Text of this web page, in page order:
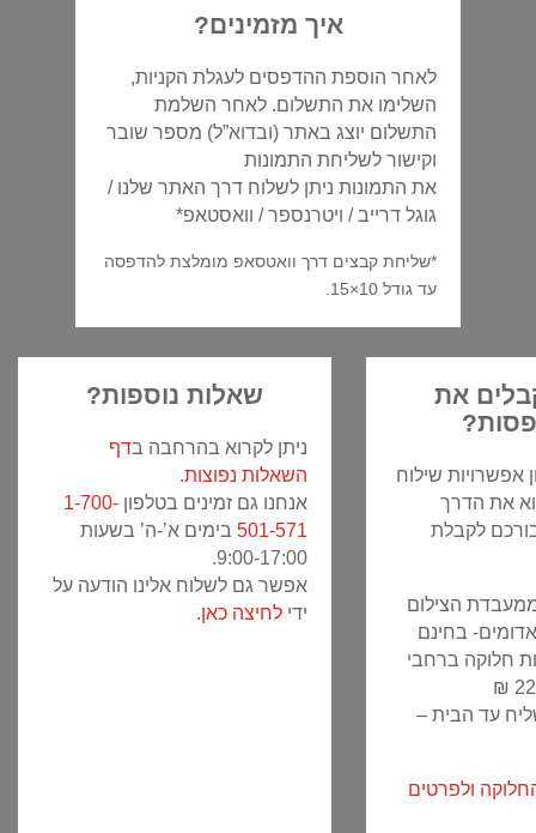
איך מזמינים?
לאחר הוספת ההדפסים לעגלת הקניות,
השלימו את התשלום. לאחר השלמת
התשלום יוצג באתר (ובדוא”ל) מספר שובר
וקישור לשליחת התמונות
את התמונות ניתן לשלוח דרך האתר שלנו /
גוגל דרייב / ויטרנספר / וואסטאפ*
*שליחת קבצים דרך וואטסאפ מומלצת להדפסה
עד גודל 10×15.
שאלות נוספות?
ניתן לקרוא בהרחבה בדף
השאלות נפוצות.
אנחנו גם זמינים בטלפון1-700-
501-571 בימים א’-ה’ בשעות
9:00-17:00.
אפשר גם לשלוח אלינו הודעה על
ידילחיצה כאן.
את
אפשרויות שילוח
את הדרך
לקבלת
ממעבדת הצילום
בחינם
חלוקה ברחבי
עד הבית –
ולפרטים